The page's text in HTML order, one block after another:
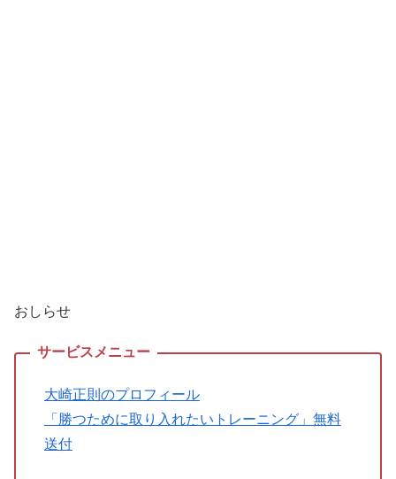
おしらせ
大崎正則のプロフィール
「勝つために取り入れたいトレーニング」無料
送付